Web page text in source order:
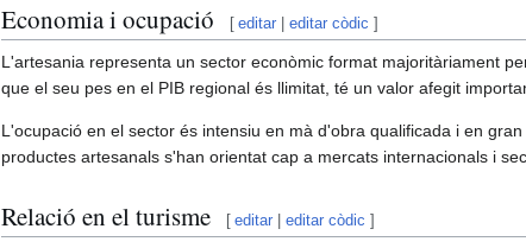
Economia i ocupació [ editar |editar còdic ]
L'artesania representa un sector econòmic format majoritàriament
que el seu pes en el PIB regional és llimitat, té un valor afegit
L'ocupació en el sector és intensiu en mà d'obra qualificada i en
productes artesanals s'han orientat cap a mercats internacionals i
Relació en el turisme [ editar |editar còdic ]